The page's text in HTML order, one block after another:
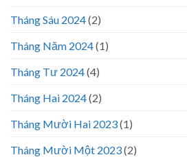
Tháng Sáu 2024(2)
Tháng Năm 2024(1)
Tháng Tư 2024(4)
Tháng Hai 2024(2)
Tháng Mười Hai 2023(1)
Tháng Mười Một 2023(2)